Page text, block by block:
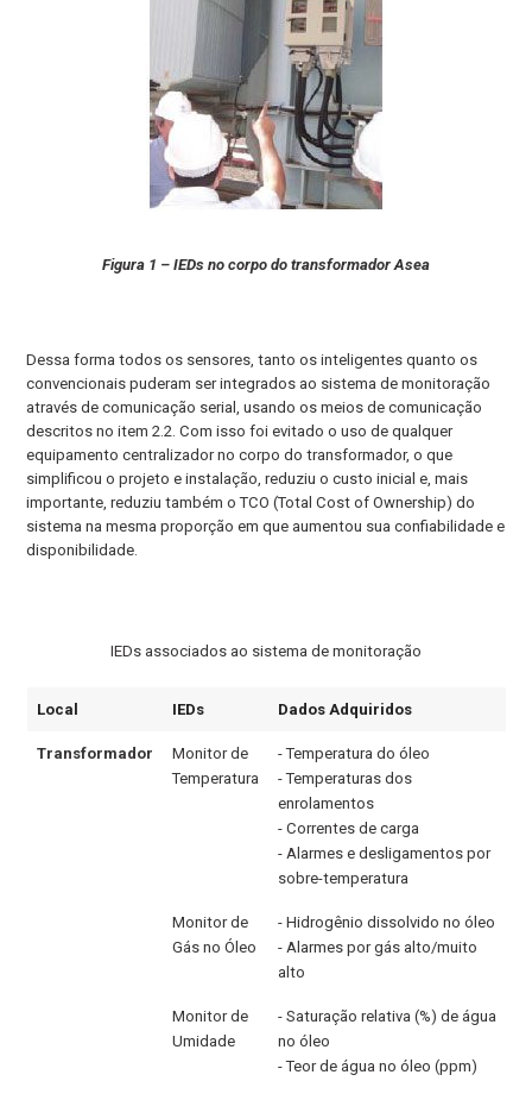
Figura 1 – IEDs no corpo do transformador Asea
Dessa forma todos os sensores, tanto os inteligentes quanto os
convencionais puderam ser integrados ao sistema de monitoração
através de comunicação serial, usando os meios de comunicação
descritos no item 2.2. Com isso foi evitado o uso de qualquer
equipamento centralizador no corpo do transformador, o que
simplificou o projeto e instalação, reduziu o custo inicial e, mais
importante, reduziu também o TCO (Total Cost of Ownership) do
sistema na mesma proporção em que aumentou sua confiabilidade e
disponibilidade.
IEDs associados ao sistema de monitoração
Local IEDs Dados Adquiridos
Transformador
Monitor de
Temperatura
- Temperatura do óleo
- Temperaturas dos
enrolamentos
- Correntes de carga
- Alarmes e desligamentos por
sobre-temperatura
Monitor de
Gás no Óleo
- Hidrogênio dissolvido no óleo
- Alarmes por gás alto/muito
alto
Monitor de
Umidade
- Saturação relativa (%) de água
no óleo
- Teor de água no óleo (ppm)